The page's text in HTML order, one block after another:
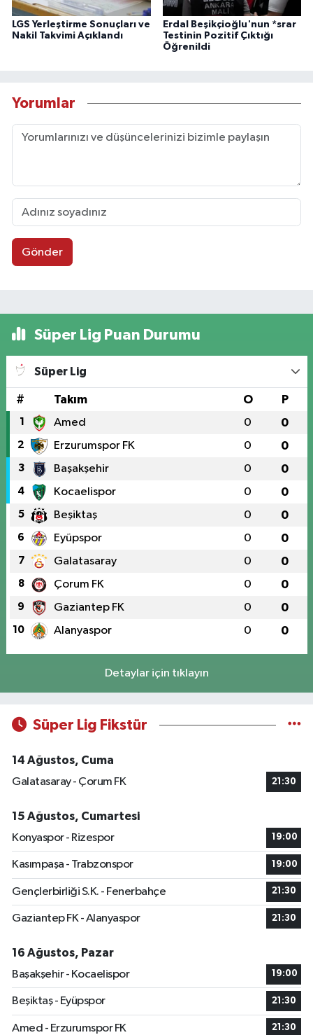
LGS Yerleştirme Sonuçları ve
Nakil Takvimi Açıklandı
Erdal Beşikçioğlu'nun *srar
Testinin Pozitif Çıktığı
Öğrenildi
Yorumlar
Gönder
Süper Lig Puan Durumu
Süper Lig
# Takım O P
1 Amed 0 0
2 Erzurumspor FK 0 0
3 Başakşehir 0 0
4 Kocaelispor 0 0
5 Beşiktaş 0 0
6 Eyüpspor 0 0
7 Galatasaray 0 0
8 Çorum FK 0 0
9 Gaziantep FK 0 0
10 Alanyaspor 0 0
Detaylar için tıklayın
Süper Lig Fikstür
14 Ağustos, Cuma
Galatasaray - Çorum FK
21:30
15 Ağustos, Cumartesi
Konyaspor - Rizespor
19:00
Kasımpaşa - Trabzonspor 19:00
Gençlerbirliği S.K. - Fenerbahçe 21:30
Gaziantep FK - Alanyaspor 21:30
16 Ağustos, Pazar
Başakşehir - Kocaelispor
19:00
Beşiktaş - Eyüpspor 21:30
Amed - Erzurumspor FK 21:30